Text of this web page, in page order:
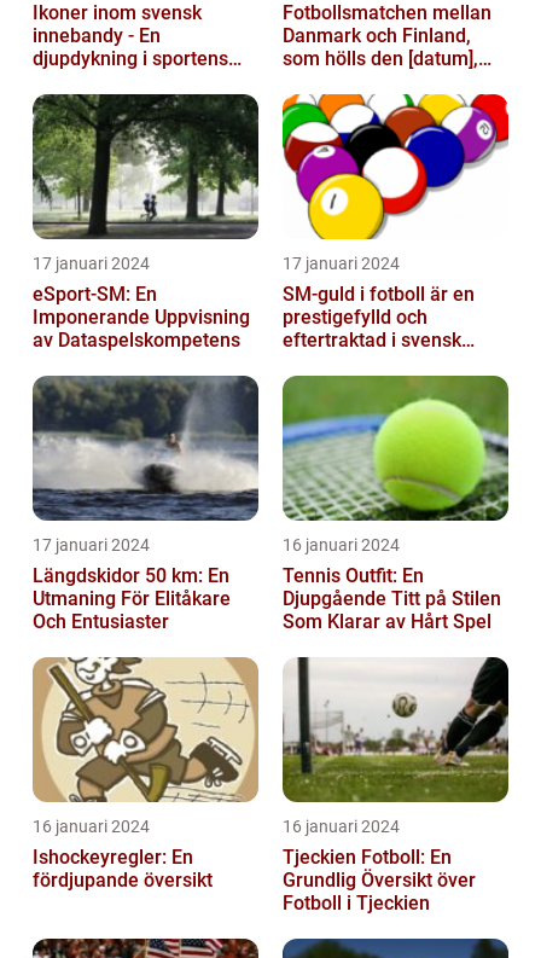
Ikoner inom svensk
innebandy - En
djupdykning i sportens
profiler
Fotbollsmatchen mellan
Danmark och Finland,
som hölls den [datum],
allvarl...
17 januari 2024
eSport-SM: En
Imponerande Uppvisning
av Dataspelskompetens
17 januari 2024
SM-guld i fotboll är en
prestigefylld och
eftertraktad i svensk
17 januari 2024
Längdskidor 50 km: En
Utmaning För Elitåkare
Och Entusiaster
16 januari 2024
Tennis Outfit: En
Djupgående Titt på Stilen
Som Klarar av Hårt Spel
16 januari 2024
Ishockeyregler: En
fördjupande översikt
16 januari 2024
Tjeckien Fotboll: En
Grundlig Översikt över
Fotboll i Tjeckien